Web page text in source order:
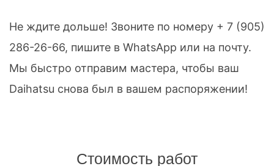
Не ждите дольше! Звоните по номеру + 7 (905)
286-26-66, пишите в WhatsApp или на почту.
Мы быстро отправим мастера, чтобы ваш
Daihatsu снова был в вашем распоряжении!
Стоимость работ